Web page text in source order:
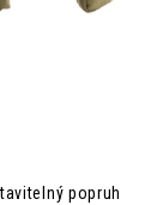
popruh